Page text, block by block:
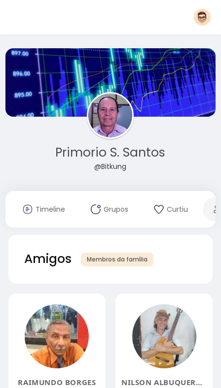
Primorio S. Santos
@Bitkung
Timeline Grupos Curtiu
Amigos Membros da família
RAIMUNDO BORGES NILSON ALBUQUERQUE